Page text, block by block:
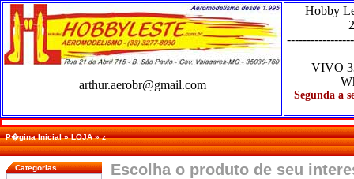
arthur.aerobr@gmail.com
Hobby
VIVO
Segunda a
P�gina Inicial»LOJA»z
Categorias Escolha o produto de seu